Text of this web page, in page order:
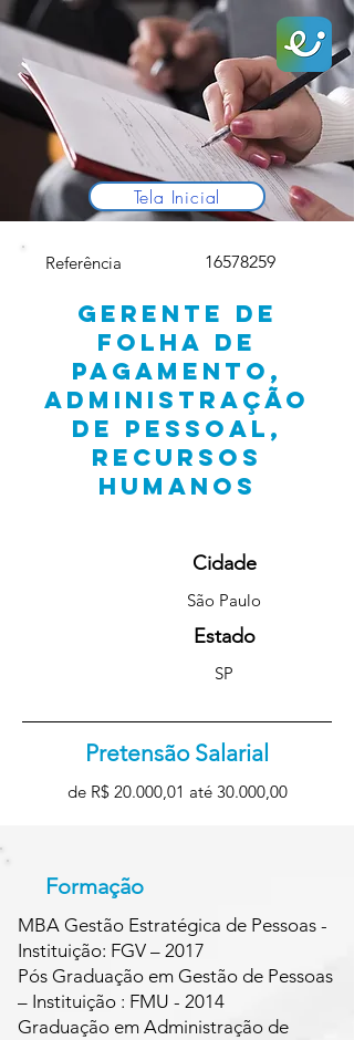
Tela Inicial
Referência 16578259
GERENTE DE
FOLHA DE
PAGAMENTO,
ADMINISTRAÇÃO
DE PESSOAL,
RECURSOS
HUMANOS
Cidade
São Paulo
Estado
SP
Pretensão Salarial
de R$ 20.000,01 até 30.000,00
Formação
MBA Gestão Estratégica de Pessoas -
Instituição: FGV – 2017
Pós Graduação em Gestão de Pessoas
– Instituição : FMU - 2014
Graduação em Administração de